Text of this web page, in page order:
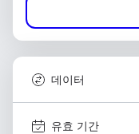
데이터
유효 기간